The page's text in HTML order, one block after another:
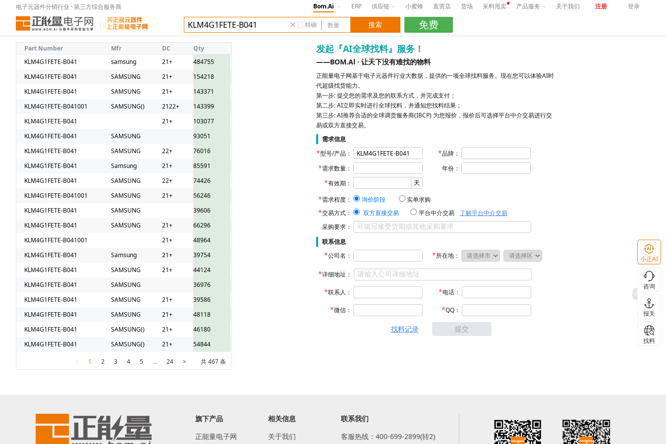
电子元器件分销行业 · 第三方综合服务商 Bom.Ai ERP 供应链 小蜜蜂 直营店 货场 呆料甩卖 产品服务 关于我们 注册 登录
精确
Part Number Mfr DC
Qty
KLM4G1FETE-B041
samsung 21+
484755
KLM4G1FETE-B041
SAMSUNG 21+
154218
KLM4G1FETE-B041
SAMSUNG 21+
143371
KLM4G1FETE-B041001
SAMSUNG() 2122+
143399
KLM4G1FETE-B041
21+
103077
KLM4G1FETE-B041
SAMSUNG
93051
KLM4G1FETE-B041
SAMSUNG 22+
76016
KLM4G1FETE-B041
Samsung 21+
85591
KLM4G1FETE-B041
SAMSUNG 22+
74426
KLM4G1FETE-B041001
SAMSUNG 21+
56246
KLM4G1FETE-B041
SAMSUNG
39606
KLM4G1FETE-B041
SAMSUNG 21+
66296
KLM4G1FETE-B041001
21+
48964
KLM4G1FETE-B041
Samsung 21+
39754
KLM4G1FETE-B041
SAMSUNG 21+
44124
KLM4G1FETE-B041
SAMSUNG
36976
KLM4G1FETE-B041
SAMSUNG 21+
39586
KLM4G1FETE-B041
SAMSUNG 21+
48118
KLM4G1FETE-B041
SAMSUNG() 21+
46180
KLM4G1FETE-B041
SAMSUNG() 21+ 54844
< 1 2 3 4 5 ... 24 > 共 467 条
发起『AI全球找料』服务！
——BOM.Al · 让天下没有难找的物料
正能量电子网基于电子元器件行业大数据，提供的一项全球找料服务。现在您可以体验AI时
代超级找货能力。
第一步: 提交您的需求及您的联系方式，并完成支付；
第二步: AI立即实时进行全球找料，并通知您找料结果；
第三步: AI推荐合适的全球调货服务商(IBCP) 为您报价，报价后可选择平台中介交易进行交
易或双方直接交易。
需求信息
型号/产品：
品牌：
需求数量：
年份：
有效期：
天
需求程度：
询价阶段
实单求购
交易方式：
双方直接交易 平台中介交易
了解平台中介交易
采购要求：
联系信息
公司名：
所在地：
详细地址：
联系人： 电话：
微信： QQ：
找料记录 提交
旗下产品
正能量电子网
相关信息
关于我们
联系我们
客服热线：400-699-2899(转2)
小正AI
咨询
报关
找料